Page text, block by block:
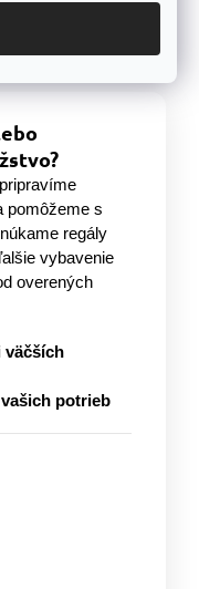
aj o niekoľko rokov.
produktov.
pomôžeme s
regály
vybavenie
overených
väčších
potrieb